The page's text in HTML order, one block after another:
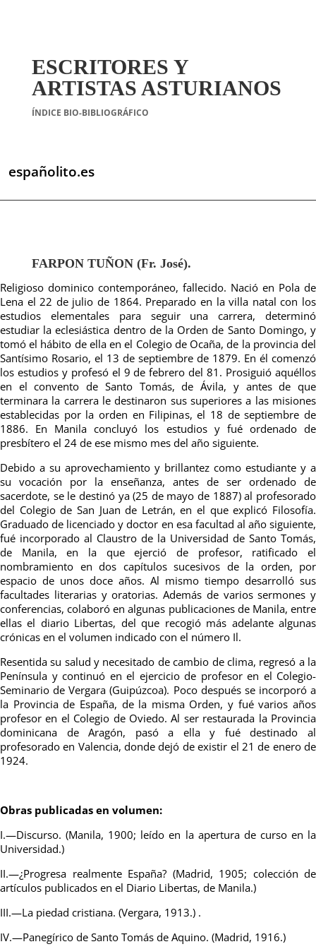
ESCRITORES Y
ARTISTAS ASTURIANOS
ÍNDICE BIO-BIBLIOGRÁFICO
españolito.es
FARPON TUÑON (Fr. José).
Religioso dominico contemporáneo, fallecido. Nació en Pola de
Lena el 22 de julio de 1864. Preparado en la villa natal con los
estudios elementales para seguir una carrera, determinó
estudiar la eclesiástica dentro de la Orden de Santo Domingo, y
tomó el hábito de ella en el Colegio de Ocaña, de la provincia del
Santísimo Rosario, el 13 de septiembre de 1879. En él comenzó
los estudios y profesó el 9 de febrero del 81. Prosiguió aquéllos
en el convento de Santo Tomás, de Ávila, y antes de que
terminara la carrera le destinaron sus superiores a las misiones
establecidas por la orden en Filipinas, el 18 de septiembre de
1886. En Manila concluyó los estudios y fué ordenado de
presbítero el 24 de ese mismo mes del año siguiente.
Debido a su aprovechamiento y brillantez como estudiante y a
su vocación por la enseñanza, antes de ser ordenado de
sacerdote, se le destinó ya (25 de mayo de 1887) al profesorado
del Colegio de San Juan de Letrán, en el que explicó Filosofía.
Graduado de licenciado y doctor en esa facultad al año siguiente,
fué incorporado al Claustro de la Universidad de Santo Tomás,
de Manila, en la que ejerció de profesor, ratificado el
nombramiento en dos capítulos sucesivos de la orden, por
espacio de unos doce años. Al mismo tiempo desarrolló sus
facultades literarias y oratorias. Además de varios sermones y
conferencias, colaboró en algunas publicaciones de Manila, entre
ellas el diario Libertas, del que recogió más adelante algunas
crónicas en el volumen indicado con el número Il.
Resentida su salud y necesitado de cambio de clima, regresó a la
Península y continuó en el ejercicio de profesor en el Colegio-
Seminario de Vergara (Guipúzcoa). Poco después se incorporó a
la Provincia de España, de la misma Orden, y fué varios años
profesor en el Colegio de Oviedo. Al ser restaurada la Provincia
dominicana de Aragón, pasó a ella y fué destinado al
profesorado en Valencia, donde dejó de existir el 21 de enero de
1924.
Obras publicadas en volumen:
I.—Discurso. (Manila, 1900; leído en la apertura de curso en la
Universidad.)
II.—¿Progresa realmente España? (Madrid, 1905; colección de
artículos publicados en el Diario Libertas, de Manila.)
III.—La piedad cristiana. (Vergara, 1913.) .
IV.—Panegírico de Santo Tomás de Aquino. (Madrid, 1916.)